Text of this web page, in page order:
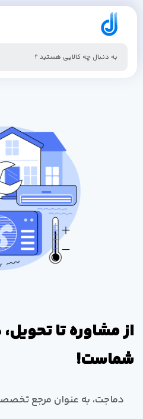
از مشاوره تا
شماست!
دماجت، به عنوان مرجع